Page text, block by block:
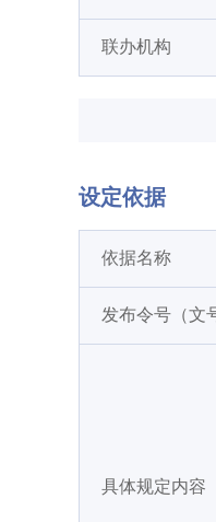
联办机构
设定依据
依据名称
发布令号（文
具体规定内容